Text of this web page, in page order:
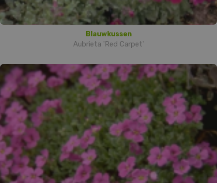
Blauwkussen
Aubrieta 'Red Carpet'